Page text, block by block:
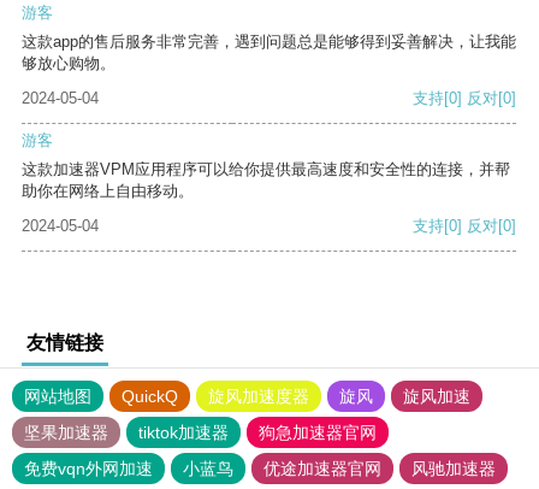
游客
这款app的售后服务非常完善，遇到问题总是能够得到妥善解决，让我能
够放心购物。
2024-05-04
支持[0] 反对[0]
游客
这款加速器VPM应用程序可以给你提供最高速度和安全性的连接，并帮
助你在网络上自由移动。
2024-05-04
支持[0] 反对[0]
友情链接
网站地图 QuickQ 旋风加速度器 旋风
旋风加速
坚果加速器
tiktok加速器
狗急加速器官网
免费vqn外网加速
小蓝鸟 优途加速器官网
风驰加速器